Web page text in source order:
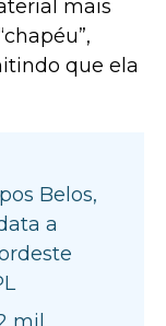
mais
que ela
Belos,
a